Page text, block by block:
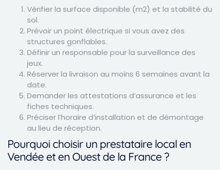
Vérifier la surface disponible (m2) et la stabilité du
sol.
Prévoir un point électrique si vous avez des
structures gonflables.
Définir un responsable pour la surveillance des
jeux.
Réserver la livraison au moins 6 semaines avant la
date.
Demander les attestations d’assurance et les
fiches techniques.
Préciser l’horaire d’installation et de démontage
au lieu de réception.
Pourquoi choisir un prestataire local en
Vendée et en Ouest de la France ?